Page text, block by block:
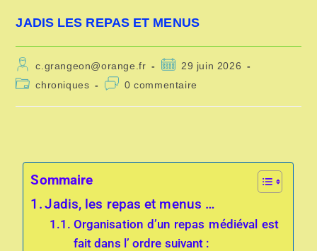
JADIS LES REPAS ET MENUS
c.grangeon@orange.fr
29 juin 2026
chroniques
0 commentaire
Sommaire
Jadis, les repas et menus …
Organisation d’un repas médiéval est
fait dans l’ ordre suivant :